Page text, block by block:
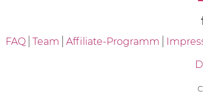
FAQ Team Affiliate-Programm